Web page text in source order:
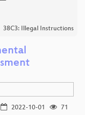
38C3: Illegal Instructions
2022-10-01
71